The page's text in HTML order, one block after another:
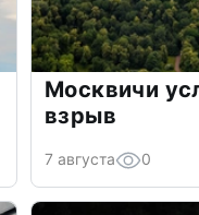
Москвичи
взрыв
7 августа 0